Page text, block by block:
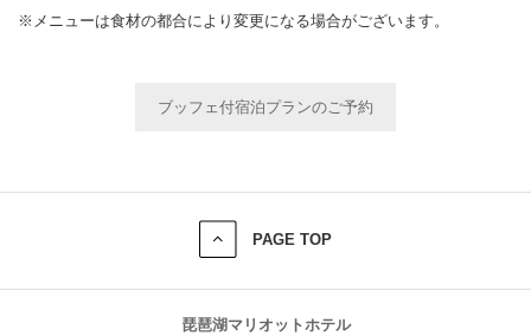
※メニューは食材の都合により変更になる場合がございます。
ブッフェ付宿泊プランのご予約
PAGE TOP
琵琶湖マリオットホテル